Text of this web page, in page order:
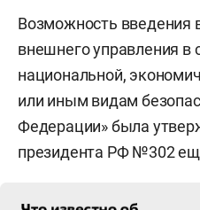
Возможность введения
внешнего управления в
национальной,
или иным видам
Федерации» была
президента РФ №302